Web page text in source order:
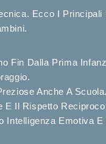
Ecco I
Fin Dalla Prima
Anche A Scuola.
E Il Rispetto
Intelligenza Emotiva E